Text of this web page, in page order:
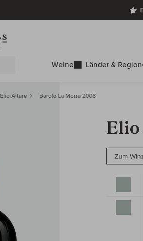
Weine Länder &
Elio Altare Barolo La Morra 2008
Elio
Zum